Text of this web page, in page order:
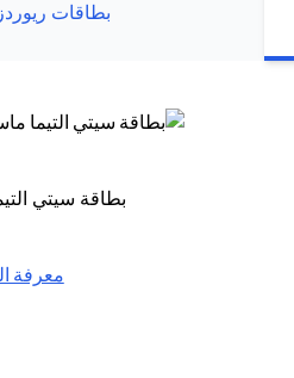
بطاقات
بطاقة سيتي
معرفة